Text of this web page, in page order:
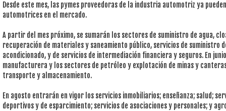
Desde este mes, las pymes proveedoras de la industria automotriz ya
automotrices en el mercado.
A partir del mes próximo, se sumarán los sectores de suministro de agua,
recuperación de materiales y saneamiento público, servicios de suministro
acondicionado, y de servicios de intermediación financiera y seguros. En
manufacturera y los sectores de petróleo y explotación de minas y
transporte y almacenamiento.
En agosto entrarán en vigor los servicios inmobiliarios; enseñanza; salud;
deportivos y de esparcimiento; servicios de asociaciones y personales; y